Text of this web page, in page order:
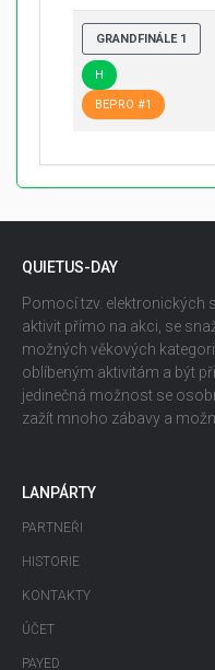
GRANDFINÁLE 1
H
BEPRO #1
QUIETUS-DAY
Pomocí tzv. elektronických
aktivit přímo na akci, se
možných věkových
oblíbeným aktivitám a být
jedinečná možnost se
zažít mnoho zábavy a
LANPÁRTY
PARTNEŘI
HISTORIE
KONTAKTY
ÚČET
PAYED